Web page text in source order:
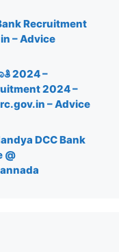
Recruitment
– Advice
2024 –
2024 –
– Advice
DCC Bank
@